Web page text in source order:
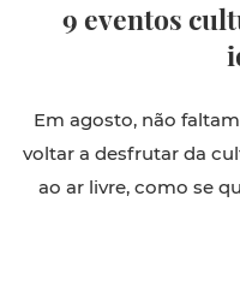
9 eventos
Em agosto, não
voltar a desfrutar da
ao ar livre, como se